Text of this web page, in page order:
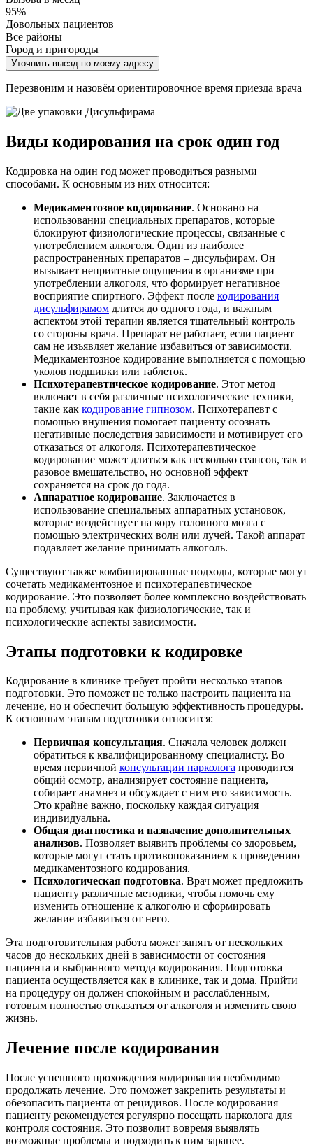
95%
Довольных пациентов
Все районы
Город и пригороды
Уточнить выезд по моему адресу
Перезвоним и назовём ориентировочное время приезда врача
Виды кодирования на срок один год
Кодировка на один год может проводиться разными
способами. К основным из них относится:
Медикаментозное кодирование. Основано на
использовании специальных препаратов, которые
блокируют физиологические процессы, связанные с
употреблением алкоголя. Один из наиболее
распространенных препаратов – дисульфирам. Он
вызывает неприятные ощущения в организме при
употреблении алкоголя, что формирует негативное
восприятие спиртного. Эффект после кодирования
дисульфирамом длится до одного года, и важным
аспектом этой терапии является тщательный контроль
со стороны врача. Препарат не работает, если пациент
сам не изъявляет желание избавиться от зависимости.
Медикаментозное кодирование выполняется с помощью
уколов подшивки или таблеток.
Психотерапевтическое кодирование. Этот метод
включает в себя различные психологические техники,
такие как кодирование гипнозом. Психотерапевт с
помощью внушения помогает пациенту осознать
негативные последствия зависимости и мотивирует его
отказаться от алкоголя. Психотерапевтическое
кодирование может длиться как несколько сеансов, так и
разовое вмешательство, но основной эффект
сохраняется на срок до года.
Аппаратное кодирование. Заключается в
использование специальных аппаратных установок,
которые воздействует на кору головного мозга с
помощью электрических волн или лучей. Такой аппарат
подавляет желание принимать алкоголь.
Существуют также комбинированные подходы, которые могут
сочетать медикаментозное и психотерапевтическое
кодирование. Это позволяет более комплексно воздействовать
на проблему, учитывая как физиологические, так и
психологические аспекты зависимости.
Этапы подготовки к кодировке
Кодирование в клинике требует пройти несколько этапов
подготовки. Это поможет не только настроить пациента на
лечение, но и обеспечит большую эффективность процедуры.
К основным этапам подготовки относится:
Первичная консультация. Сначала человек должен
обратиться к квалифицированному специалисту. Во
время первичной консультации нарколога проводится
общий осмотр, анализирует состояние пациента,
собирает анамнез и обсуждает с ним его зависимость.
Это крайне важно, поскольку каждая ситуация
индивидуальна.
Общая диагностика и назначение дополнительных
анализов. Позволяет выявить проблемы со здоровьем,
которые могут стать противопоказанием к проведению
медикаментозного кодирования.
Психологическая подготовка. Врач может предложить
пациенту различные методики, чтобы помочь ему
изменить отношение к алкоголю и сформировать
желание избавиться от него.
Эта подготовительная работа может занять от нескольких
часов до нескольких дней в зависимости от состояния
пациента и выбранного метода кодирования. Подготовка
пациента осуществляется как в клинике, так и дома. Прийти
на процедуру он должен спокойным и расслабленным,
готовым полностью отказаться от алкоголя и изменить свою
жизнь.
Лечение после кодирования
После успешного прохождения кодирования необходимо
продолжать лечение. Это поможет закрепить результаты и
обезопасить пациента от рецидивов. После кодирования
пациенту рекомендуется регулярно посещать нарколога для
контроля состояния. Это позволит вовремя выявлять
возможные проблемы и подходить к ним заранее.